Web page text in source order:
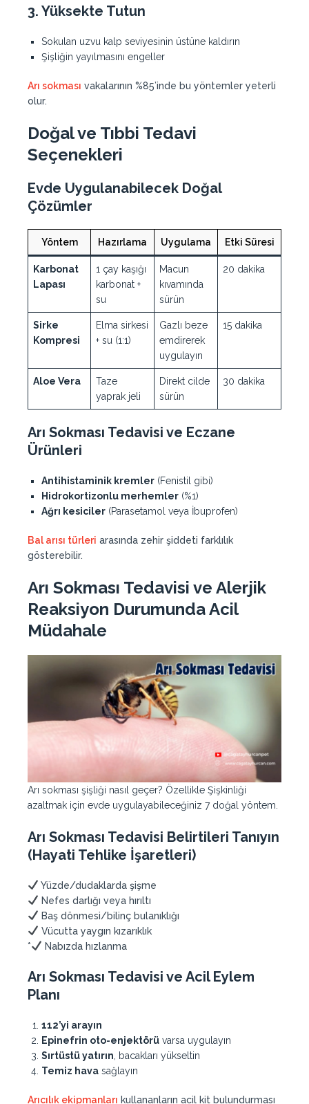
3. Yüksekte Tutun
Sokulan uzvu kalp seviyesinin üstüne kaldırın
Şişliğin yayılmasını engeller
Arı sokması vakalarının %85’inde bu yöntemler yeterli
olur.
Doğal ve Tıbbi Tedavi
Seçenekleri
Evde Uygulanabilecek Doğal
Çözümler
Yöntem Hazırlama Uygulama Etki Süresi
Karbonat
Lapası
1 çay kaşığı
karbonat +
su
Macun
kıvamında
sürün
20 dakika
Sirke
Kompresi
Elma sirkesi
+ su (1:1)
Gazlı beze
emdirerek
uygulayın
15 dakika
Aloe Vera
Taze
yaprak jeli
Direkt cilde
sürün
30 dakika
Arı Sokması Tedavisi ve Eczane
Ürünleri
Antihistaminik kremler (Fenistil gibi)
Hidrokortizonlu merhemler (%1)
Ağrı kesiciler (Parasetamol veya İbuprofen)
Bal arısı türleri arasında zehir şiddeti farklılık
gösterebilir.
Arı Sokması Tedavisi ve Alerjik
Reaksiyon Durumunda Acil
Müdahale
Arı sokması şişliği nasıl geçer? Özellikle Şişkinliği
azaltmak için evde uygulayabileceğiniz 7 doğal yöntem.
Arı Sokması Tedavisi Belirtileri Tanıyın
(Hayati Tehlike İşaretleri)
Yüzde/dudaklarda şişme
Nefes darlığı veya hırıltı
Baş dönmesi/bilinç bulanıklığı
Vücutta yaygın kızarıklık
*
Nabızda hızlanma
Arı Sokması Tedavisi ve Acil Eylem
Planı
112’yi arayın
Epinefrin oto-enjektörü varsa uygulayın
Sırtüstü yatırın , bacakları yükseltin
Temiz hava sağlayın
Arıcılık ekipmanları kullananların acil kit bulundurması